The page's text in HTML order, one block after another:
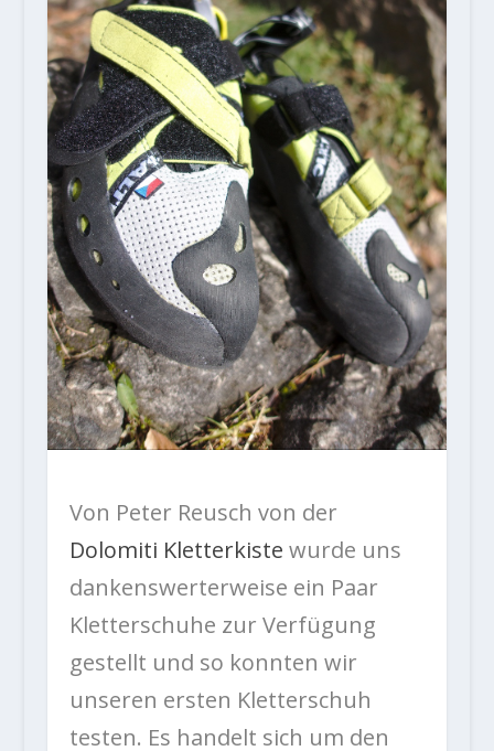
Von Peter Reusch von der
Dolomiti Kletterkiste wurde uns
dankenswerterweise ein Paar
Kletterschuhe zur Verfügung
gestellt und so konnten wir
unseren ersten Kletterschuh
testen. Es handelt sich um den